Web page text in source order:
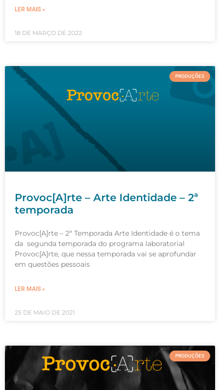
LER MAIS »
18 DE MARÇO DE 2022
PRODUÇÕES
Provoc[A]rte – Arte Identidade – 2ª
temporada
Provoc[A]rte – 2ª Temporada Arte Identidade é o tema
da segunda temporada do programa laboratorial
Provoc[A]rte, que nessa temporada vai se aprofundar
em questões pessoais
LER MAIS »
25 DE MAIO DE 2021
PRODUÇÕES